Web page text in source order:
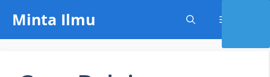
content
Minta Ilmu